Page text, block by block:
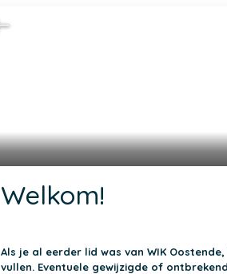
Welkom!
Als je al eerder lid was van WIK
vullen. Eventuele gewijzigde of